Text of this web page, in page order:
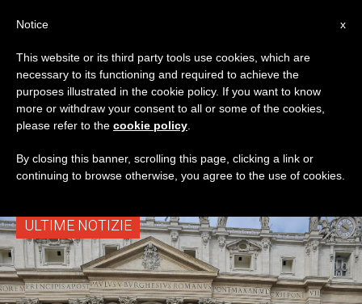
TAG
Posts Tagged ‘Vive
Cristo’
ULTIME NOTIZIE
x
Notice
This website or its third party tools use cookies, which are
necessary to its functioning and required to achieve the
purposes illustrated in the cookie policy. If you want to know
more or withdraw your consent to all or some of the cookies,
please refer to the cookie policy
By closing this banner, scrolling this page, clicking a link or
continuing to browse otherwise, you agree to the use of cookies.